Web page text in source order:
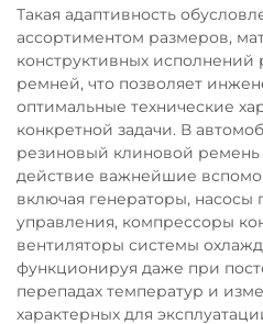
Такая адаптивность
ассортиментом размеров,
конструктивных
ремней, что позволяет
оптимальные технические
конкретной задачи. В
резиновый клиновой
действие важнейшие
включая генераторы, насосы
управления, компрессоры
вентиляторы системы
функционируя даже при
перепадах температур и
характерных для